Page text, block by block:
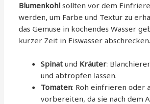
Blumenkohl sollten vor dem
werden, um Farbe und Textur zu
das Gemüse in kochendes Wasser
kurzer Zeit in Eiswasser abschrecken.
Spinat und Kräuter:
und abtropfen lassen.
Tomaten: Roh einfrieren oder
vorbereiten, da sie nach dem